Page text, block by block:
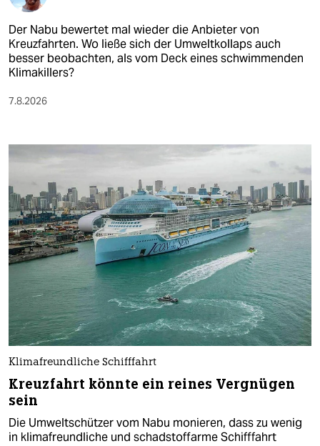
Der Nabu bewertet mal wieder die Anbieter von
Kreuzfahrten. Wo ließe sich der Umweltkollaps auch
besser beobachten, als vom Deck eines schwimmenden
Klimakillers?
7.8.2026
Klimafreundliche Schifffahrt
Kreuzfahrt könnte ein reines Vergnügen
sein
Die Umweltschützer vom Nabu monieren, dass zu wenig
in klimafreundliche und schadstoffarme Schifffahrt